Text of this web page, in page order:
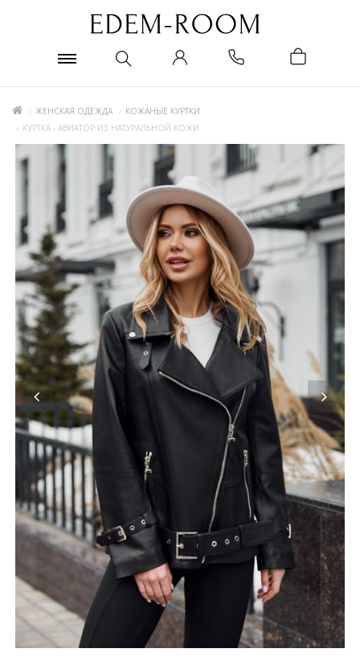
ЖЕНСКАЯ ОДЕЖДА
КОЖАНЫЕ КУРТКИ
КУРТКА - АВИАТОР ИЗ НАТУРАЛЬНОЙ КОЖИ